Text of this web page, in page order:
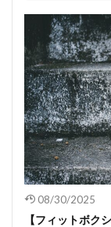
08/30/2025
【フィットボク